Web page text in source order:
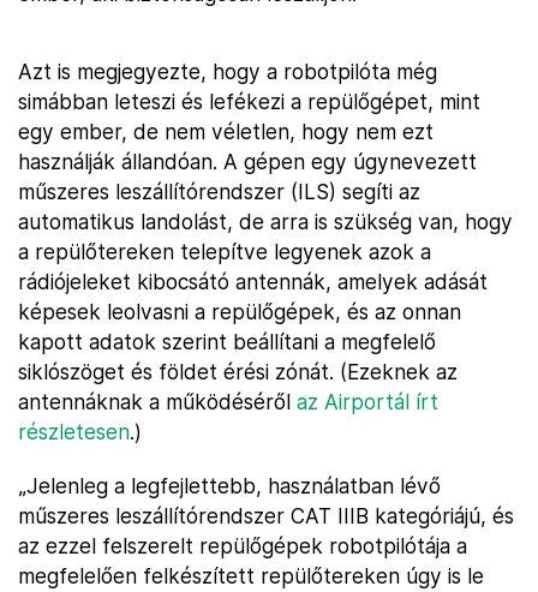
Azt is megjegyezte, hogy a robotpilóta még
simábban leteszi és lefékezi a repülőgépet, mint
egy ember, de nem véletlen, hogy nem ezt
használják állandóan. A gépen egy úgynevezett
műszeres leszállítórendszer (ILS) segíti az
automatikus landolást, de arra is szükség van, hogy
a repülőtereken telepítve legyenek azok a
rádiójeleket kibocsátó antennák, amelyek adását
képesek leolvasni a repülőgépek, és az onnan
kapott adatok szerint beállítani a megfelelő
siklószöget és földet érési zónát. (Ezeknek az
antennáknak a működéséről az Airportál írt
részletesen.)
„Jelenleg a legfejlettebb, használatban lévő
műszeres leszállítórendszer CAT IIIB kategóriájú, és
az ezzel felszerelt repülőgépek robotpilótája a
megfelelően felkészített repülőtereken úgy is le